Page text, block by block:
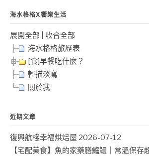
海水格格X饗樂生活
展開全部
收合全部
海水格格旅歷表
[食]早餐吃什麼？
輕描淡寫
關於我
近期文章
復興航棧幸福烘焙屋 2026-07-12
【宅配美食】魚的家藥膳鱸鰻｜常溫保存